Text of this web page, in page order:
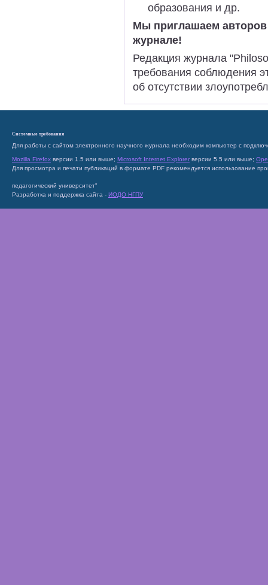
образования и др.
Мы приглашаем
журнале!
Редакция журнала
требования соблюдения
об отсутствии
Системные требования
Для работы с сайтом электронного научного журнала необходим компьютер с
Mozilla Firefox версии 1.5 или выше; Microsoft Internet Explorer версии 5.5 или выше;
Для просмотра и печати публикаций в формате PDF рекомендуется использование
педагогический университет"
Разработка и поддержка сайта - ИОДО НГПУ